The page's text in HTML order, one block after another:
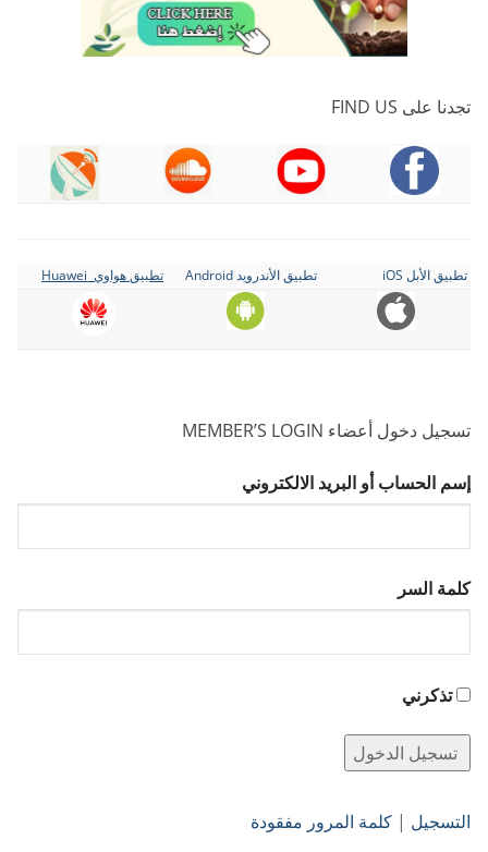
تجدنا على FIND US
تطبيق الأبل iOS تطبيق الأندرويد Android تطبيق هواوي Huawei
تسجيل دخول أعضاء MEMBER’S LOGIN
إسم الحساب أو البريد الالكتروني
كلمة السر
تذكرني
التسجيل | كلمة المرور مفقودة